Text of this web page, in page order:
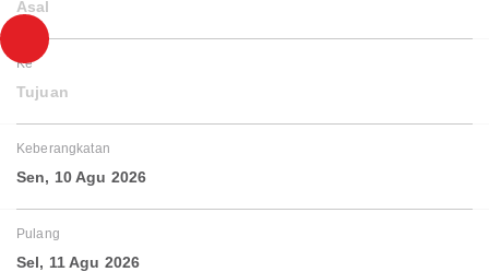
Asal
Ke
Tujuan
Keberangkatan
Sen, 10 Agu 2026
Pulang
Sel, 11 Agu 2026